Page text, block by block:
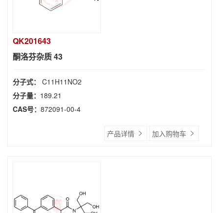
QK201643
酮洛芬杂质 43
分子式： C11H11NO2
分子量： 189.21
CAS号： 872091-00-4
产品详情 加入购物车